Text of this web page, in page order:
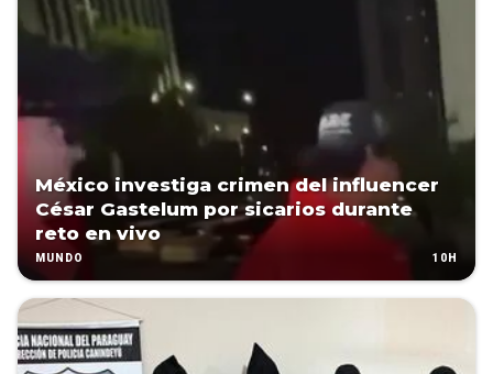
México investiga crimen del influencer
César Gastelum por sicarios durante
reto en vivo
MUNDO 10H